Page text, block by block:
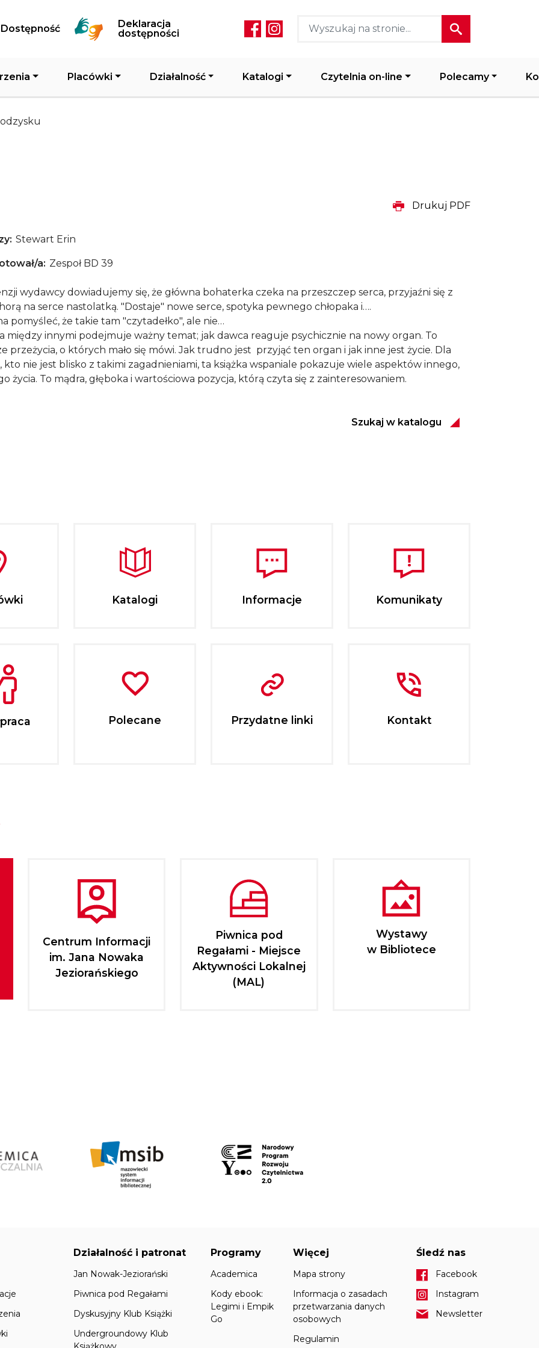
Dostępność
Deklaracja
dostępności
Social media header
Placówki Działalność Katalogi Czytelnia on-line Polecamy
Drukuj PDF
Stewart Erin
a Zespoł BD 39
wydawcy dowiadujemy się, że główna bohaterka czeka na przeszczep serca, przyjaźni się z
na serce nastolatką. "Dostaje" nowe serce, spotyka pewnego chłopaka i….
pomyśleć, że takie tam "czytadełko", ale nie…
między innymi podejmuje ważny temat; jak dawca reaguje psychicznie na nowy organ. To
przeżycia, o których mało się mówi. Jak trudno jest przyjąć ten organ i jak inne jest życie. Dla
kto nie jest blisko z takimi zagadnieniami, ta książka wspaniale pokazuje wiele aspektów innego,
życia. To mądra, głęboka i wartościowa pozycja, którą czyta się z zainteresowaniem.
Szukaj w katalogu
Katalogi Informacje Komunikaty
Polecane Przydatne linki Kontakt
Centrum Informacji
im. Jana Nowaka
Jeziorańskiego
Piwnica pod
Regałami - Miejsce
Aktywności Lokalnej
(MAL)
Wystawy
w Bibliotece
Działalność i patronat
Jan Nowak-Jeziorański
Piwnica pod Regałami
Dyskusyjny Klub Książki
Undergroundowy Klub
Programy
Academica
Kody ebook:
Legimi i Empik
Go
Więcej
Mapa strony
Informacja o zasadach
przetwarzania danych
osobowych
Regulamin
Śledź nas
Facebook
Instagram
Newsletter